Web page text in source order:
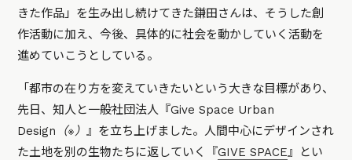
きた作品」を生み出し続けてきた鎌田さんは、そうした創
作活動に加え、今後、具体的に社会を動かしていく活動を
進めていこうとしている。
「都市の在り方を変えていきたいという大きな目標があり、
先日、知人と一般社団法人『Give Space Urban
Design （※）』を立ち上げました。人間中心にデザインされ
た土地を別の生物たちに返していく『GIVE SPACE』とい